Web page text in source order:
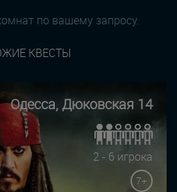
по вашему запросу.
КВЕСТЫ
Одесса, Дюковская 14
2 - 6 игрока
7+